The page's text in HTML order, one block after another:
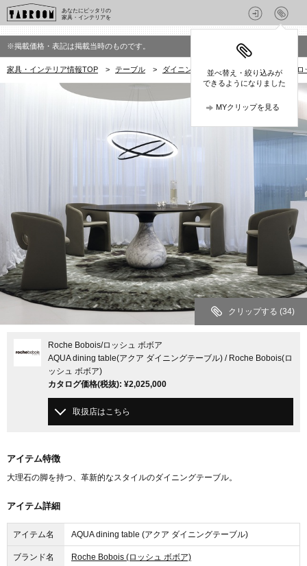
あなたにピッタリの
家具・インテリアを
並べ替え・絞り込みが
できるようになりました
MYクリップを見る
※掲載価格・表記は掲載当時のものです。
家具・インテリア情報TOP > テーブル > ダイニングテーブル Roche Bobois(ロ
クリップする (34)
Roche Bobois/ロッシュ ボボア
AQUA dining table(アクア ダイニングテーブル) / Roche Bobois(ロ
ッシュ ボボア)
カタログ価格(税抜): ¥2,025,000
取扱店はこちら
アイテム特徴
大理石の脚を持つ、革新的なスタイルのダイニングテーブル。
アイテム詳細
アイテム名 AQUA dining table (アクア ダイニングテーブル)
ブランド名 Roche Bobois (ロッシュ ボボア)